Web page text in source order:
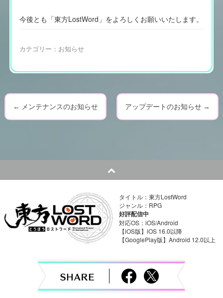
今後とも「東方LostWord」をよろしくお願いいたします。
カテゴリー： お知らせ
P
s
t
a
← メンテナンスのお知らせ アップデートのお知らせ →
タイトル：東方LostWord
ジャンル：RPG
好評配信中
対応OS：iOS/Android
【iOS版】iOS 16.0以降
【GooglePlay版】Android 12.0以上